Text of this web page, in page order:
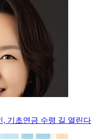
, 기초연금 수령 길 열린다